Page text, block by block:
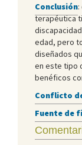
Conclusión
terapéutica
edad, pero
diseñados
en este tipo
benéficos
Conflicto
Fuente de